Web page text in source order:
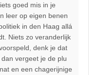
goed mis in je
leer op eigen benen
in den Haag allá
Niets zo veranderlijk
denk je dat
vergeet je de plu
en een chagerijnige